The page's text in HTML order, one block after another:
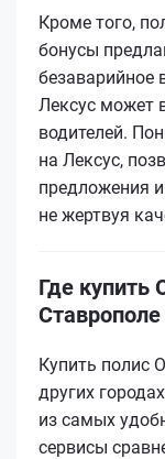
Кроме того,
бонусы
безаварийное
Лексус может
водителей.
на Лексус,
предложения
не жертвуя
Где купить
Ставрополе
Купить полис
других
из самых
сервисы